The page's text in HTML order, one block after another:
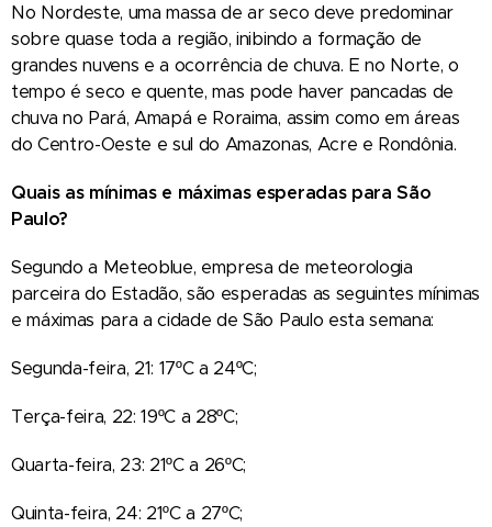
No Nordeste, uma massa de ar seco deve predominar
sobre quase toda a região, inibindo a formação de
grandes nuvens e a ocorrência de chuva. E no Norte, o
tempo é seco e quente, mas pode haver pancadas de
chuva no Pará, Amapá e Roraima, assim como em áreas
do Centro-Oeste e sul do Amazonas, Acre e Rondônia.
Quais as mínimas e máximas esperadas para São
Paulo?
Segundo a Meteoblue, empresa de meteorologia
parceira do Estadão, são esperadas as seguintes mínimas
e máximas para a cidade de São Paulo esta semana:
Segunda-feira, 21: 17ºC a 24ºC;
Terça-feira, 22: 19ºC a 28ºC;
Quarta-feira, 23: 21ºC a 26ºC;
Quinta-feira, 24: 21ºC a 27ºC;